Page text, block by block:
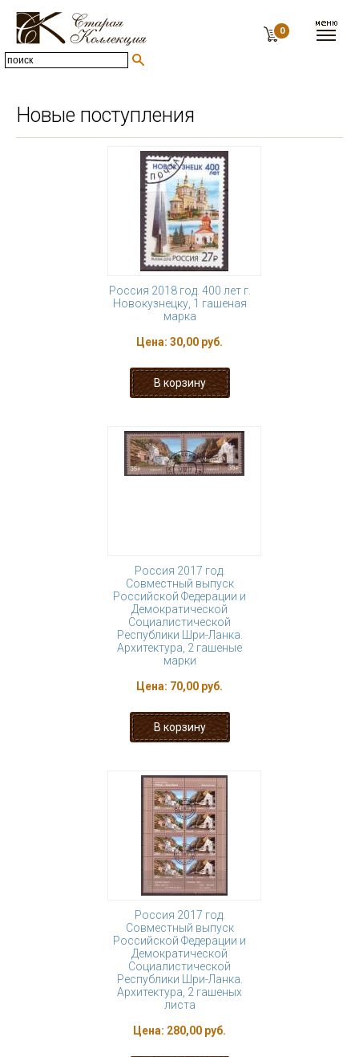
0
Новые поступления
Россия 2018 год. 400 лет г.
Новокузнецку, 1 гашеная
марка
Цена: 30,00 руб.
Россия 2017 год.
Совместный выпуск
Российской Федерации и
Демократической
Социалистической
Республики Шри-Ланка.
Архитектура, 2 гашеные
марки
Цена: 70,00 руб.
Россия 2017 год.
Совместный выпуск
Российской Федерации и
Демократической
Социалистической
Республики Шри-Ланка.
Архитектура, 2 гашеных
листа
Цена: 280,00 руб.